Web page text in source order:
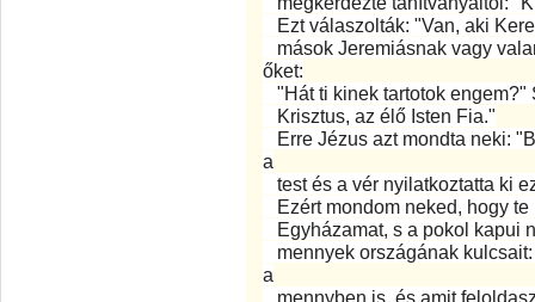
Ezt válaszolták: "Van, aki
mások Jeremiásnak vagy
őket:
"Hát ti kinek tartotok engem?"
Krisztus, az élő Isten Fia."
Erre Jézus azt mondta neki:
a
test és a vér nyilatkoztatta ki
Ezért mondom neked, hogy
Egyházamat, s a pokol kapui
mennyek országának
a
mennyben is, és amit